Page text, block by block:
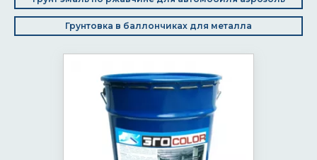
Грунтовка в баллончиках для металла